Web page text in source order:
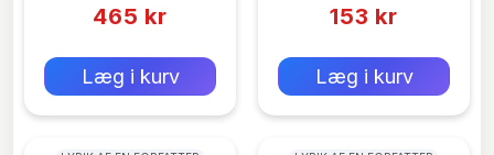
465 kr
Læg i kurv
153 kr
Læg i kurv